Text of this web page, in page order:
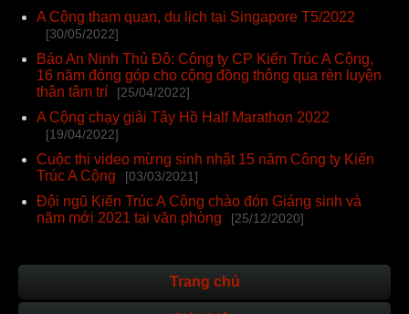
A Cộng tham quan, du lịch tại Singapore T5/2022
[30/05/2022]
Báo An Ninh Thủ Đô: Công ty CP Kiến Trúc A Cộng,
16 năm đóng góp cho cộng đồng thông qua rèn luyện
thân tâm trí
[25/04/2022]
A Cộng chạy giải Tây Hồ Half Marathon 2022
[19/04/2022]
Cuộc thi video mừng sinh nhật 15 năm Công ty Kiến
Trúc A Cộng
[03/03/2021]
Đội ngũ Kiến Trúc A Cộng chào đón Giáng sinh và
năm mới 2021 tại văn phòng
[25/12/2020]
Trang chủ